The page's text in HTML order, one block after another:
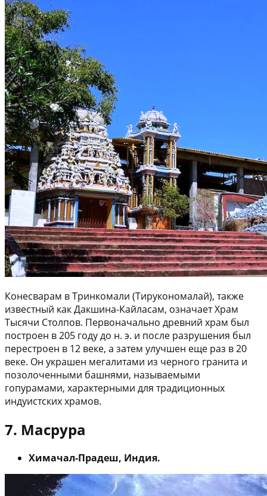
Конесварам в Тринкомали (Тирукономалай), также
известный как Дакшина-Кайласам, означает Храм
Тысячи Столпов. Первоначально древний храм был
построен в 205 году до н. э. и после разрушения был
перестроен в 12 веке, а затем улучшен еще раз в 20
веке. Он украшен мегалитами из черного гранита и
позолоченными башнями, называемыми
гопурамами, характерными для традиционных
индуистских храмов.
7. Масрура
Химачал-Прадеш, Индия.